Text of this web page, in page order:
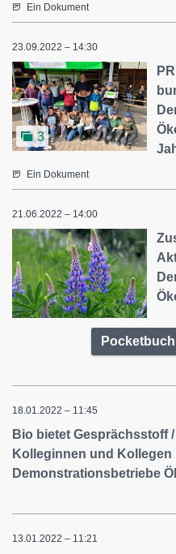
Ein Dokument
23.09.2022 – 14:30
3
Ein Dokument
21.06.2022 – 14:00
18.01.2022 – 11:45
Bio bietet Gesprächsstoff
Kolleginnen und
Demonstrationsbetriebe
13.01.2022 – 11:21